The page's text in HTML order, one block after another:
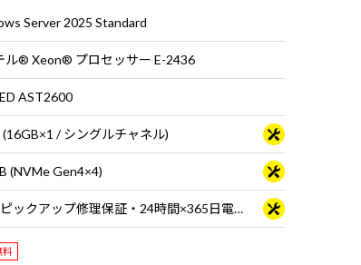
Server 2025 Standard
ル® Xeon® プロセッサー E-2436
AST2600
(16GB×1 / シングルチャネル)
(NVMe Gen4×4)
1年間ピックアップ修理保証・24時間×365日電話サポート
料